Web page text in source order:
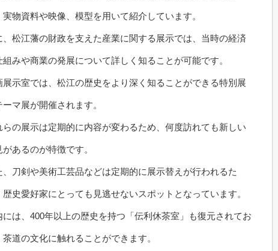
実物資料や映像、模型を用いて紹介しています。
、松江藩の財政を支えた産業に関する展示では、当時の経済
組みや商業の発展について詳しく知ることが可能です。
展示室では、松江の歴史をより深く知ることができる特別展
ーマ展が開催されます。
らの展示は定期的に内容が変わるため、何度訪れても新しい
があるのが特徴です。
、刀剣や美術工芸品などは定期的に展示替えが行われるた
歴史愛好家にとっても見逃せないスポットとなっています。
には、400年以上の歴史を持つ「伝利休茶室」も復元されてお
茶道の文化に触れることができます。